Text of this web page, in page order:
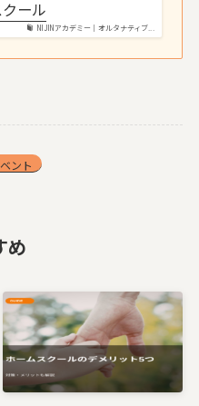
NIJINアカデミー｜オルタナティブ...
ール
ント
め